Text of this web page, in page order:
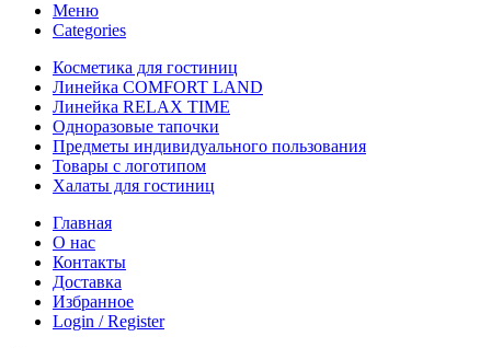
Меню
Categories
Косметика для гостиниц
Линейка COMFORT LAND
Линейка RELAX TIME
Одноразовые тапочки
Предметы индивидуального пользования
Товары с логотипом
Халаты для гостиниц
Главная
О нас
Контакты
Доставка
Избранное
Login / Register